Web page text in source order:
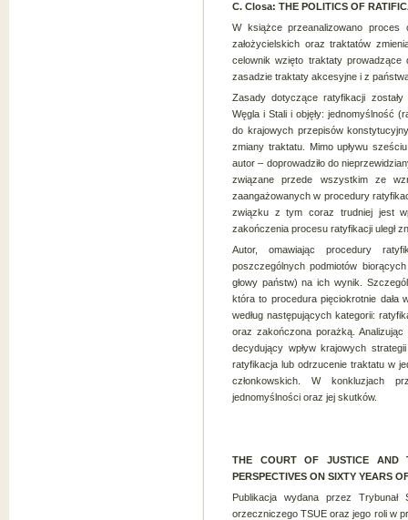
C. Closa: THE POLITICS OF
W książce przeanalizowano proces
założycielskich oraz traktatów
celownik wzięto traktaty
zasadzie traktaty akcesyjne i z
Zasady dotyczące ratyfikacji
Węgla i Stali i objęły: jednomyślność
do krajowych przepisów
zmiany traktatu. Mimo upływu
autor – doprowadziło do
związane przede wszystkim ze
zaangażowanych w procedury
związku z tym coraz trudniej jest
zakończenia procesu ratyfikacji uległ
Autor, omawiając procedury
poszczególnych podmiotów
głowy państw) na ich wynik.
która to procedura pięciokrotnie dała
według następujących kategorii:
oraz zakończona porażką.
decydujący wpływ krajowych
ratyfikacja lub odrzucenie traktatu w
członkowskich. W konkluzjach
jednomyślności oraz jej skutków.
THE COURT OF JUSTICE AND
PERSPECTIVES ON SIXTY YEARS
Publikacja wydana przez Trybunał
orzeczniczego TSUE oraz jego roli w